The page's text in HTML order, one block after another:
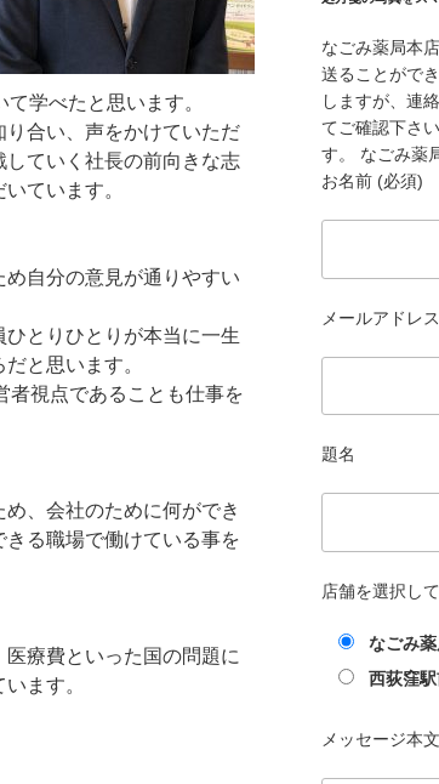
学べたと思います。
合い、声をかけていただ
ていく社長の前向きな志
ています。
自分の意見が通りやすい
とりひとりが本当に一生
と思います。
者視点であることも仕事を
、会社のために何ができ
る職場で働けている事を
療費といった国の問題に
ます。
なごみ薬局本
送ることがで
しますが、連
てご確認下さ
す。 なごみ薬
お名前 (必須)
メールアドレ
題名
店舗を選択し
なごみ
西荻窪
メッセージ本文